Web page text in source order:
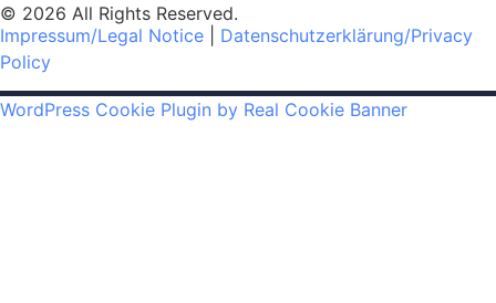
© 2026 All Rights Reserved.
Impressum/Legal Notice
Datenschutzerklärung/Privacy
Policy
WordPress Cookie Plugin by Real Cookie Banner